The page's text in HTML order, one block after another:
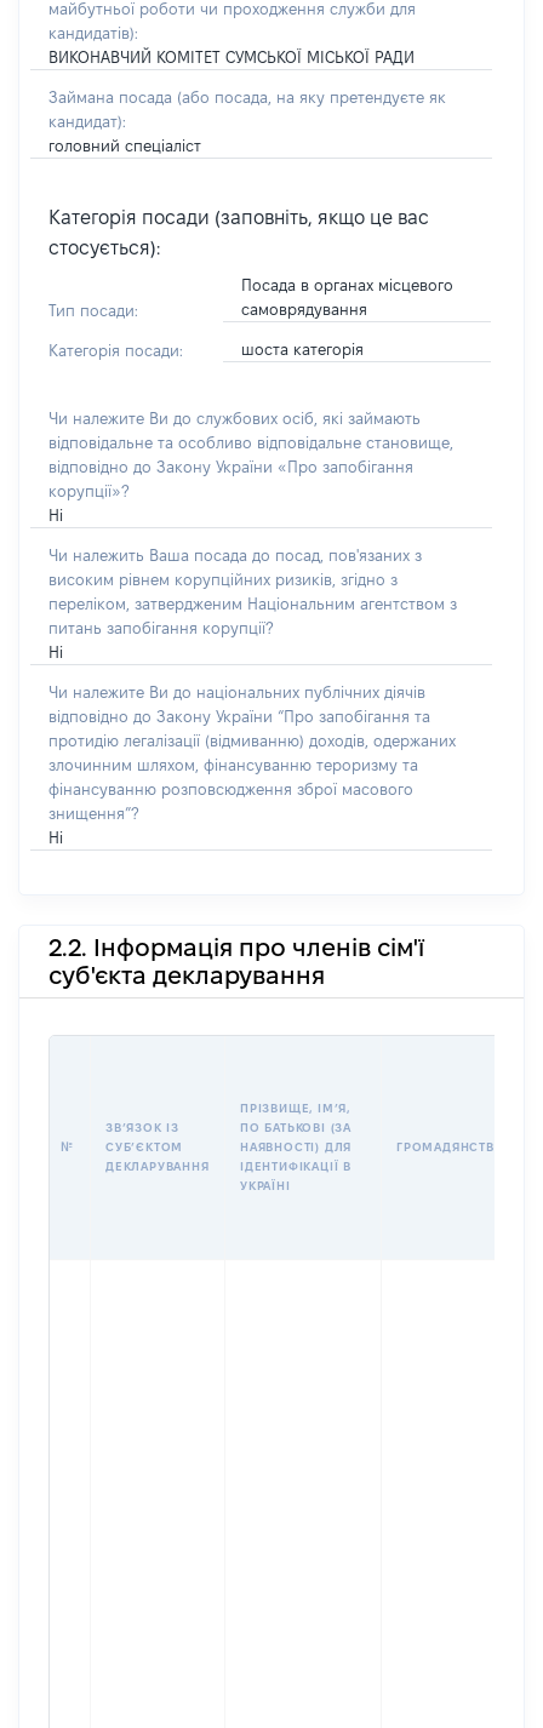
майбутньої роботи чи проходження служби для
кандидатів):
ВИКОНАВЧИЙ КОМІТЕТ СУМСЬКОЇ МІСЬКОЇ РАДИ
Займана посада (або посада, на яку претендуєте як
кандидат):
головний спеціаліст
Категорія посади (заповніть, якщо це вас
стосується):
Тип посади:
Посада в органах місцевого
самоврядування
Категорія посади: шоста категорія
Чи належите Ви до службових осіб, які займають
відповідальне та особливо відповідальне становище,
відповідно до Закону України «Про запобігання
корупції»?
Ні
Чи належить Ваша посада до посад, пов'язаних з
високим рівнем корупційних ризиків, згідно з
переліком, затвердженим Національним агентством з
питань запобігання корупції?
Ні
Чи належите Ви до національних публічних діячів
відповідно до Закону України “Про запобігання та
протидію легалізації (відмиванню) доходів, одержаних
злочинним шляхом, фінансуванню тероризму та
фінансуванню розповсюдження зброї масового
знищення”?
Ні
2.2. Інформація про членів сім'ї
суб'єкта декларування
№
ЗВʼЯЗОК ІЗ
СУБʼЄКТОМ
ДЕКЛАРУВАННЯ
ПРІЗВИЩЕ, ІМʼЯ,
ПО БАТЬКОВІ (ЗА
НАЯВНОСТІ) ДЛЯ
ІДЕНТИФІКАЦІЇ В
УКРАЇНІ
ГРОМАДЯНСТВО